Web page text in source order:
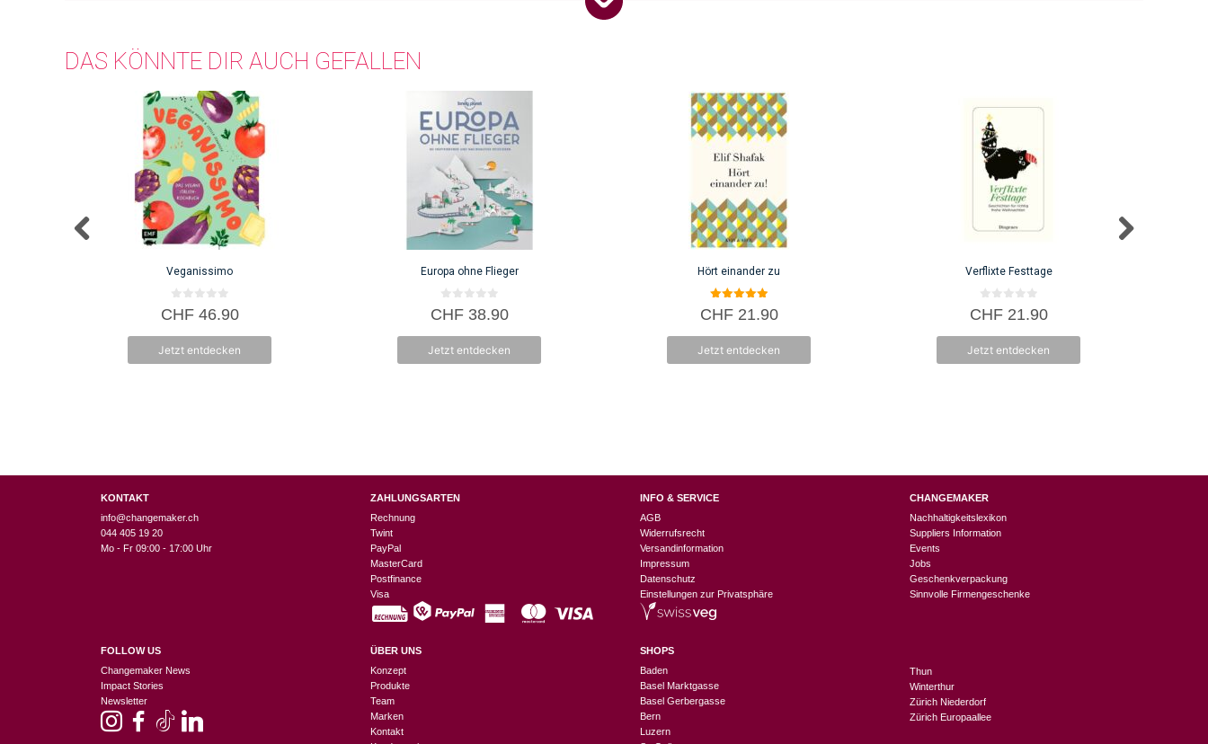
DAS KÖNNTE DIR AUCH GEFALLEN
Veganissimo
0
v
5
CHF46.90
Jetzt entdecken
Europa ohne Flieger
0
v
5
CHF38.90
Jetzt entdecken
Hört einander zu
5.00
von 5
CHF21.90
Jetzt entdecken
Verflixte Festtage
0
v
5
CHF21.90
Jetzt entdecken
KONTAKT
info@changemaker.ch
044 405 19 20
Mo - Fr 09:00 - 17:00 Uhr
FOLLOW US
Changemaker News
Impact Stories
Newsletter
ZAHLUNGSARTEN
Rechnung
Twint
PayPal
MasterCard
Postfinance
Visa
ÜBER UNS
Konzept
Produkte
Team
Marken
Kontakt
INFO & SERVICE
AGB
Widerrufsrecht
Versandinformation
Impressum
Datenschutz
Einstellungen zur Privatsphäre
SHOPS
Baden
Basel Marktgasse
Basel Gerbergasse
Bern
Luzern
CHANGEMAKER
Nachhaltigkeitslexikon
Suppliers Information
Events
Jobs
Geschenkverpackung
Sinnvolle Firmengeschenke
Thun
Winterthur
Zürich Niederdorf
Zürich Europaallee